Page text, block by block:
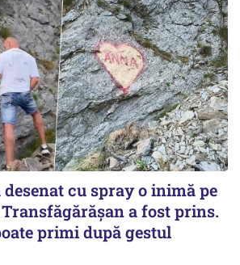
cu spray o inimă pe
Transfăgărășan a fost prins.
primi după gestul